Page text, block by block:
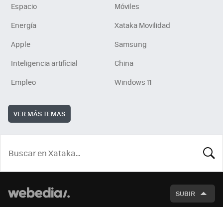
Espacio
Móviles
Energía
Xataka Movilidad
Apple
Samsung
Inteligencia artificial
China
Empleo
Windows 11
VER MÁS TEMAS
SUBIR